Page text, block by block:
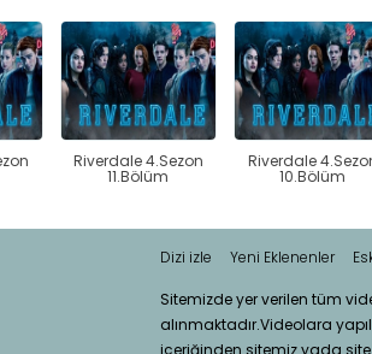
Riverdale 4.Sezon
11.Bölüm
Riverdale
10.Bölüm
Dizi izle Yeni Eklenenler
Sitemizde yer verilen tüm
alınmaktadır.Videolara